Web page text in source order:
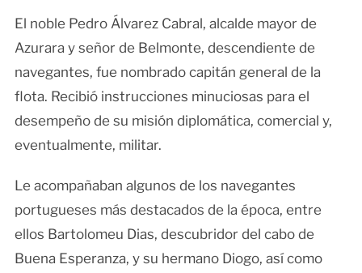
El noble Pedro Álvarez Cabral, alcalde mayor de
Azurara y señor de Belmonte, descendiente de
navegantes, fue nombrado capitán general de la
flota. Recibió instrucciones minuciosas para el
desempeño de su misión diplomática, comercial y,
eventualmente, militar.
Le acompañaban algunos de los navegantes
portugueses más destacados de la época, entre
ellos Bartolomeu Dias, descubridor del cabo de
Buena Esperanza, y su hermano Diogo, así como